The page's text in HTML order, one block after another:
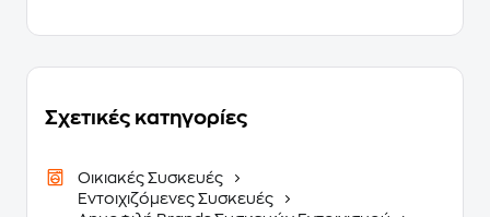
Σχετικές κατηγορίες
Οικιακές Συσκευές
Εντοιχιζόμενες Συσκευές